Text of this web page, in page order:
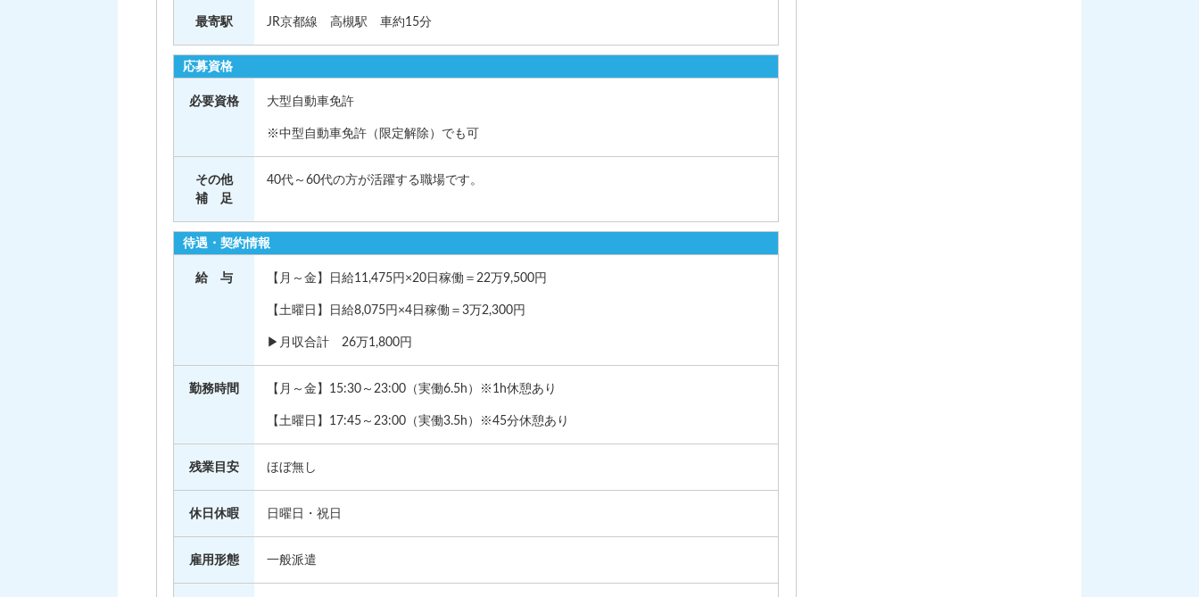
最寄駅 JR京都線 高槻駅 車約15分
応募資格
必要資格 大型自動車免許
※中型自動車免許（限定解除）でも可
その他
補 足
40代～60代の方が活躍する職場です。
待遇・契約情報
給 与 【月～金】日給11,475円×20日稼働＝22万9,500円
【土曜日】日給8,075円×4日稼働＝3万2,300円
▶月収合計 26万1,800円
勤務時間 【月～金】15:30～23:00（実働6.5h）※1h休憩あり
【土曜日】17:45～23:00（実働3.5h）※45分休憩あり
残業目安 ほぼ無し
休日休暇 日曜日・祝日
雇用形態 一般派遣